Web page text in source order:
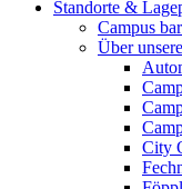
Standorte &
Campus
Über
City